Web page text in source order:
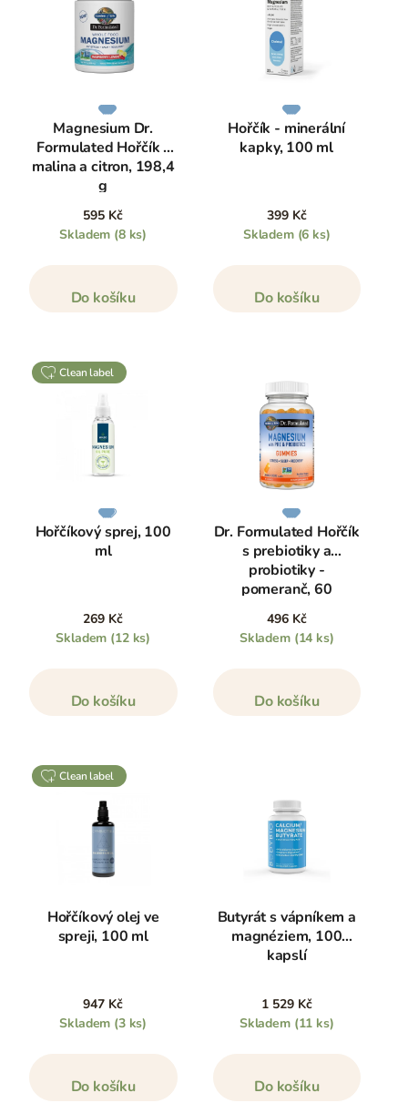
Magnesium Dr.
Formulated Hořčík -
malina a citron, 198,4
g
595 Kč
Skladem (8 ks)
Do košíku
Hořčík - minerální
kapky, 100 ml
399 Kč
Skladem (6 ks)
Do košíku
clean label
Hořčíkový sprej, 100
ml
269 Kč
Skladem (12 ks)
Do košíku
Dr. Formulated Hořčík
s prebiotiky a
probiotiky -
pomeranč, 60
žvýkacích kapslí
496 Kč
Skladem (14 ks)
Do košíku
clean label
Hořčíkový olej ve
spreji, 100 ml
947 Kč
Skladem (3 ks)
Do košíku
Butyrát s vápníkem a
magnéziem, 100
kapslí
1 529 Kč
Skladem (11 ks)
Do košíku